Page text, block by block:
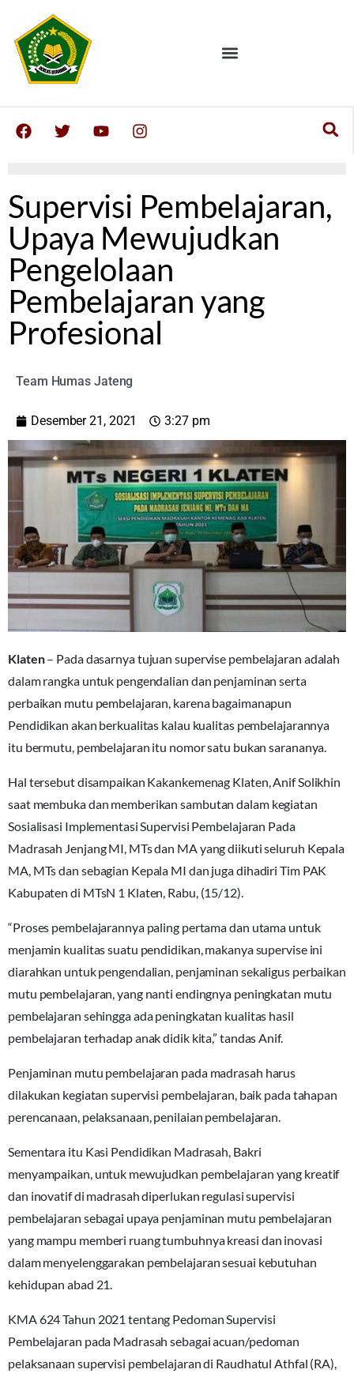
Supervisi Pembelajaran,
Upaya Mewujudkan
Pengelolaan
Pembelajaran yang
Profesional
Team Humas Jateng
Desember 21, 2021 3:27 pm
Klaten– Pada dasarnya tujuan supervise pembelajaran adalah
dalam rangka untuk pengendalian dan penjaminan serta
perbaikan mutu pembelajaran, karena bagaimanapun
Pendidikan akan berkualitas kalau kualitas pembelajarannya
itu bermutu, pembelajaran itu nomor satu bukan sarananya.
Hal tersebut disampaikan Kakankemenag Klaten, Anif Solikhin
saat membuka dan memberikan sambutan dalam kegiatan
Sosialisasi Implementasi Supervisi Pembelajaran Pada
Madrasah Jenjang MI, MTs dan MA yang diikuti seluruh Kepala
MA, MTs dan sebagian Kepala MI dan juga dihadiri Tim PAK
Kabupaten di MTsN 1 Klaten, Rabu, (15/12).
“Proses pembelajarannya paling pertama dan utama untuk
menjamin kualitas suatu pendidikan, makanya supervise ini
diarahkan untuk pengendalian, penjaminan sekaligus perbaikan
mutu pembelajaran, yang nanti endingnya peningkatan mutu
pembelajaran sehingga ada peningkatan kualitas hasil
pembelajaran terhadap anak didik kita,” tandas Anif.
Penjaminan mutu pembelajaran pada madrasah harus
dilakukan kegiatan supervisi pembelajaran, baik pada tahapan
perencanaan, pelaksanaan, penilaian pembelajaran.
Sementara itu Kasi Pendidikan Madrasah, Bakri
menyampaikan, untuk mewujudkan pembelajaran yang kreatif
dan inovatif di madrasah diperlukan regulasi supervisi
pembelajaran sebagai upaya penjaminan mutu pembelajaran
yang mampu memberi ruang tumbuhnya kreasi dan inovasi
dalam menyelenggarakan pembelajaran sesuai kebutuhan
kehidupan abad 21.
KMA 624 Tahun 2021 tentang Pedoman Supervisi
Pembelajaran pada Madrasah sebagai acuan/pedoman
pelaksanaan supervisi pembelajaran di Raudhatul Athfal (RA),